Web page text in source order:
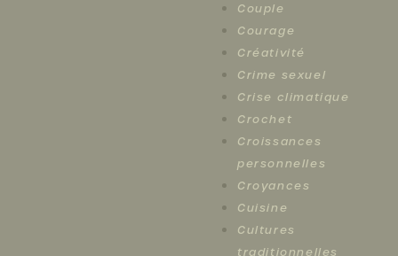
Couple
Courage
Créativité
Crime sexuel
Crise climatique
Crochet
Croissances
personnelles
Croyances
Cuisine
Cultures
traditionnelles